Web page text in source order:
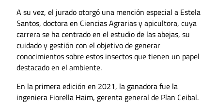
A su vez, el jurado otorgó una mención especial a Estela
Santos, doctora en Ciencias Agrarias y apicultora, cuya
carrera se ha centrado en el estudio de las abejas, su
cuidado y gestión con el objetivo de generar
conocimientos sobre estos insectos que tienen un papel
destacado en el ambiente.
En la primera edición en 2021, la ganadora fue la
ingeniera Fiorella Haim, gerenta general de Plan Ceibal.